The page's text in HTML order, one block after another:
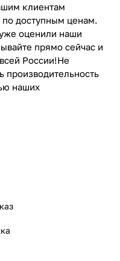
клиентам
доступным ценам.
оценили наши
прямо сейчас и
России!Не
производительность
наших